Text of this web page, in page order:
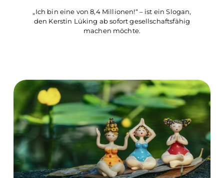
„Ich bin eine von 8,4 Millionen!“ – ist ein Slogan,
den Kerstin Lüking ab sofort gesellschaftsfähig
machen möchte.